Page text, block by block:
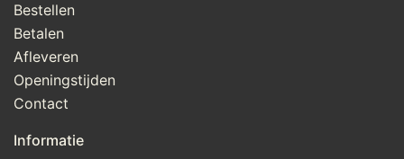
Bestellen
Betalen
Afleveren
Openingstijden
Contact
Informatie